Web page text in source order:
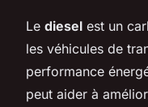
Le diesel est un
les véhicules de
performance
peut aider à